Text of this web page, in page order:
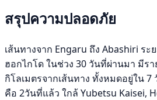
สรุปความปลอดภัย
เส้นทางจาก Engaru ถึง Abashiri ระ
ฮอกไกโด ในช่วง 30 วันที่ผ่านมา มีร
กิโลเมตรจากเส้นทาง ทั้งหมดอยู่ใน
คือ 2วันที่แล้ว ใกล้ Yubetsu Kaisei,